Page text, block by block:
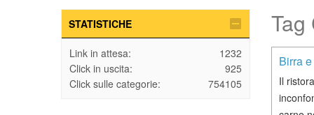
STATISTICHE
Link in attesa:
1232
Click in uscita:
925
Click sulle categorie:
754105
Tag
Birra
Il